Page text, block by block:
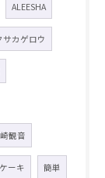
ALEESHA
サカゲロウ
観音
ーキ 簡単